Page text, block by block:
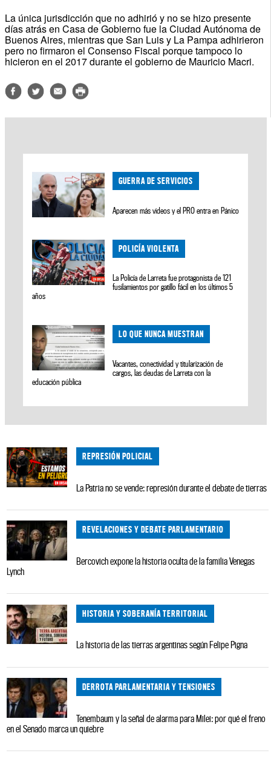
La única jurisdicción que no adhirió y no se hizo presente
días atrás en Casa de Gobierno fue la Ciudad Autónoma de
Buenos Aires, mientras que San Luis y La Pampa adhirieron
pero no firmaron el Consenso Fiscal porque tampoco lo
hicieron en el 2017 durante el gobierno de Mauricio Macri.
GUERRA DE SERVICIOS
Aparecen más videos y el PRO entra en Pánico
POLICÍA VIOLENTA
La Policía de Larreta fue protagonista de 121
fusilamientos por gatillo fácil en los últimos 5
años
LO QUE NUNCA MUESTRAN
Vacantes, conectividad y titularización de
cargos, las deudas de Larreta con la
educación pública
REPRESIÓN POLICIAL
La Patria no se vende: represión durante el debate de tierras
REVELACIONES Y DEBATE PARLAMENTARIO
Bercovich expone la historia oculta de la familia Venegas
Lynch
HISTORIA Y SOBERANÍA TERRITORIAL
La historia de las tierras argentinas según Felipe Pigna
DERROTA PARLAMENTARIA Y TENSIONES
Tenembaum y la señal de alarma para Milei: por qué el freno
en el Senado marca un quiebre